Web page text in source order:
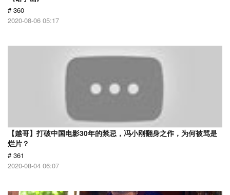
# 360
2020-08-06 05:17
【越哥】打破中国电影30年的禁忌，冯小刚翻身之作，为何被骂是
烂片？
# 361
2020-08-04 06:07